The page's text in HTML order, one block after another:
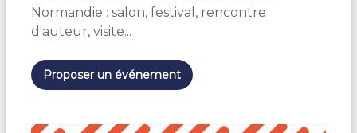
i
o
n
e
z
Normandie : salon, festival, rencontre
d'auteur, visite...
Proposer un événement